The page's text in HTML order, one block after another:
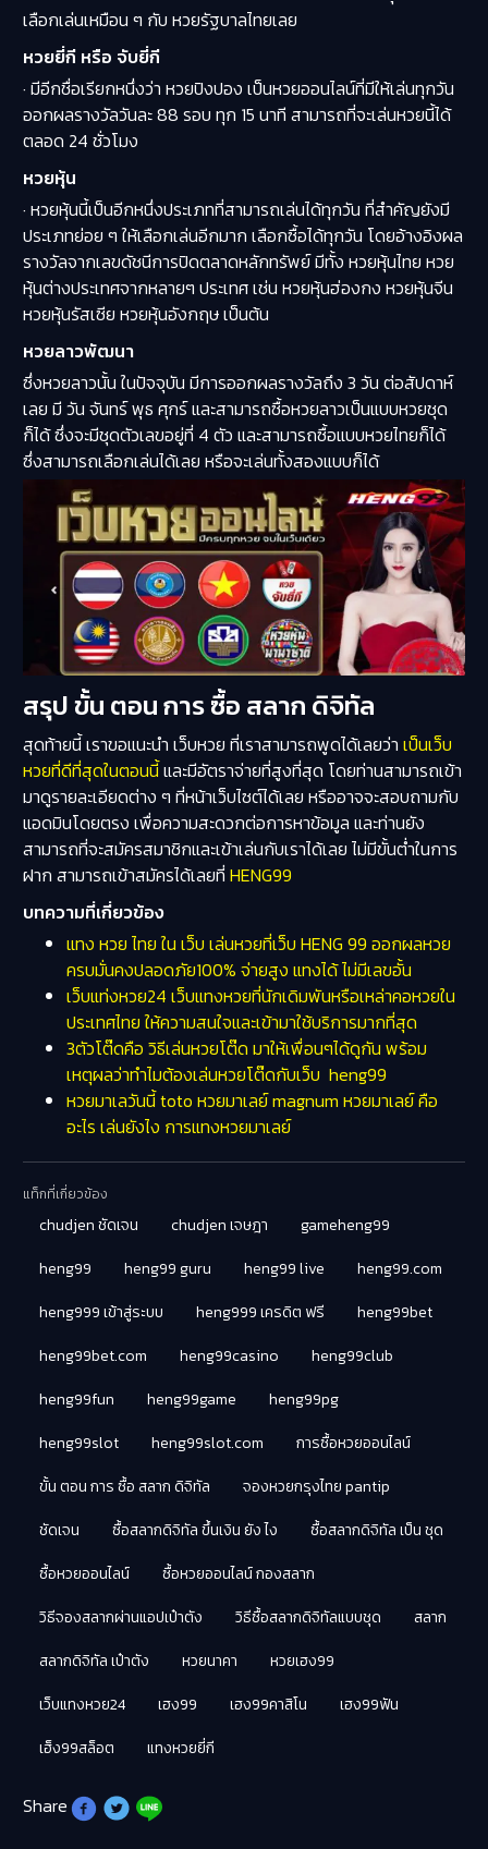
เลือกเล่นเหมือน ๆ กับ หวยรัฐบาลไทยเลย
หวยยี่กี หรือ จับยี่กี
· มีอีกชื่อเรียกหนึ่งว่า หวยปิงปอง เป็นหวยออนไลน์ที่มีให้เล่นทุกวัน
ออกผลรางวัลวันละ 88 รอบ ทุก 15 นาที สามารถที่จะเล่นหวยนี้ได้
ตลอด 24 ชั่วโมง
หวยหุ้น
· หวยหุ้นนี้เป็นอีกหนึ่งประเภทที่สามารถเล่นได้ทุกวัน ที่สำคัญยังมี
ประเภทย่อย ๆ ให้เลือกเล่นอีกมาก เลือกซื้อได้ทุกวัน โดยอ้างอิงผล
รางวัลจากเลขดัชนีการปิดตลาดหลักทรัพย์ มีทั้ง หวยหุ้นไทย หวย
หุ้นต่างประเทศจากหลายๆ ประเทศ เช่น หวยหุ้นฮ่องกง หวยหุ้นจีน
หวยหุ้นรัสเซีย หวยหุ้นอังกฤษ เป็นต้น
หวยลาวพัฒนา
ซึ่งหวยลาวนั้น ในปัจจุบัน มีการออกผลรางวัลถึง 3 วัน ต่อสัปดาห์
เลย มี วัน จันทร์ พุธ ศุกร์ และสามารถซื้อหวยลาวเป็นแบบหวยชุด
ก็ได้ ซึ่งจะมีชุดตัวเลขอยู่ที่ 4 ตัว และสามารถซื้อแบบหวยไทยก็ได้
ซึ่งสามารถเลือกเล่นได้เลย หรือจะเล่นทั้งสองแบบก็ได้
สรุป ขั้น ตอน การ ซื้อ สลาก ดิจิทัล
สุดท้ายนี้ เราขอแนะนำ เว็บหวย ที่เราสามารถพูดได้เลยว่า เป็นเว็บ
หวยที่ดีที่สุดในตอนนี้และมีอัตราจ่ายที่สูงที่สุด โดยท่านสามารถเข้า
มาดูรายละเอียดต่าง ๆ ที่หน้าเว็บไซต์ได้เลย หรืออาจจะสอบถามกับ
แอดมินโดยตรง เพื่อความสะดวกต่อการหาข้อมูล และท่านยัง
สามารถที่จะสมัครสมาชิกและเข้าเล่นกับเราได้เลย ไม่มีขั้นต่ำในการ
ฝาก สามารถเข้าสมัครได้เลยที่ HENG99
บทความที่เกี่ยวข้อง
แทง หวย ไทย ใน เว็บ เล่นหวยที่เว็บ HENG 99 ออกผลหวย
ครบมั่นคงปลอดภัย100% จ่ายสูง แทงได้ ไม่มีเลขอั้น
เว็บแท่งหวย24 เว็บแทงหวยที่นักเดิมพันหรือเหล่าคอหวยใน
ประเทศไทย ให้ความสนใจและเข้ามาใช้บริการมากที่สุด
3ตัวโต๊ดคือ วิธีเล่นหวยโต๊ด มาให้เพื่อนๆได้ดูกัน พร้อม
เหตุผลว่าทำไมต้องเล่นหวยโต๊ดกับเว็บ heng99
หวยมาเลวันนี้ toto หวยมาเลย์ magnum หวยมาเลย์ คือ
อะไร เล่นยังไง การแทงหวยมาเลย์
แท็กที่เกี่ยวข้อง
chudjen ชัดเจน chudjen เจษฎา
gameheng99
heng99
heng99 guru heng99 live
heng99.com
heng999 เข้าสู่ระบบ
heng999 เครดิต ฟรี
heng99bet
heng99bet.com
heng99casino
heng99club
heng99fun
heng99game
heng99pg
heng99slot
heng99slot.com
การซื้อหวยออนไลน์
ขั้น ตอน การ ซื้อ สลาก ดิจิทัล
จองหวยกรุงไทย pantip
ชัดเจน
ซื้อสลากดิจิทัล ขึ้นเงิน ยัง ไง
ซื้อสลากดิจิทัล เป็น ชุด
ซื้อหวยออนไลน์
ซื้อหวยออนไลน์ กองสลาก
วิธีจองสลากผ่านแอปเป๋าตัง
วิธีซื้อสลากดิจิทัลแบบชุด
สลาก
สลากดิจิทัล เป๋าตัง
หวยนาคา
หวยเฮง99
เว็บแทงหวย24
เฮง99 เฮง99คาสิโน
เฮง99ฟัน
เฮ็ง99สล็อต
แทงหวยยี่กี
Share